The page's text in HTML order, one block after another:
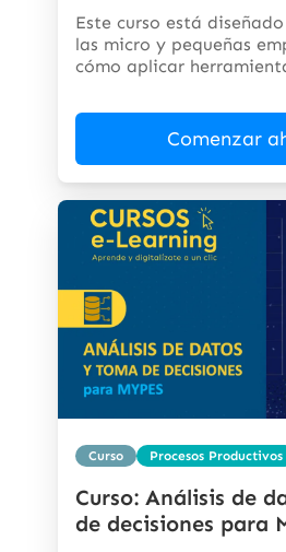
Este curso está
las micro y pequeñas
cómo aplicar
Comenzar
Curso Procesos Productivos
Curso: Análisis de
de decisiones para